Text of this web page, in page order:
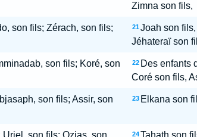
Zimna son fils,
son fils; Zérach, son fils;
21 Joah son
Jéhateraï son
son fils; Koré, son
22 Des enfants
Coré son fils,
son fils; Assir, son
23 Elkana son
son fils; Ozias, son
24 Tahath son